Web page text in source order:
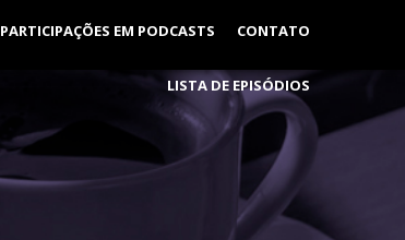
PARTICIPAÇÕES EM PODCASTS CONTATO
LISTA DE EPISÓDIOS